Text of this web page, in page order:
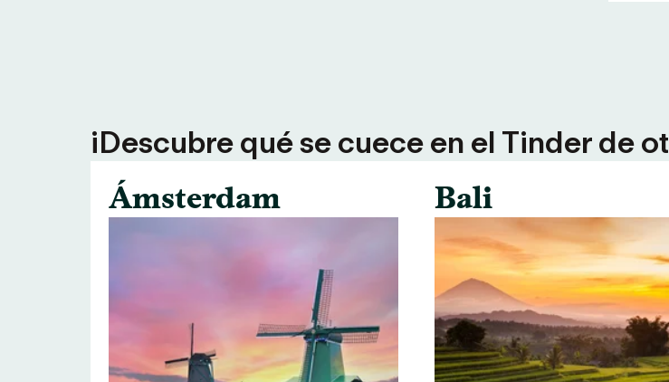
¡Descubre qué se cuece en el Tinder de
Ámsterdam
Bali